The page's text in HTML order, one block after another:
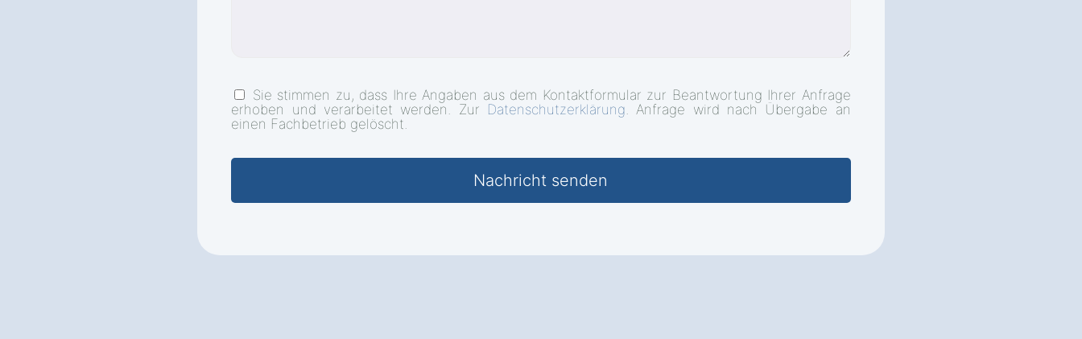
Sie stimmen zu, dass Ihre Angaben aus dem Kontaktformular zur Beantwortung Ihrer Anfrage
erhoben und verarbeitet werden. Zur Datenschutzerklärung. Anfrage wird nach Übergabe an
einen Fachbetrieb gelöscht.